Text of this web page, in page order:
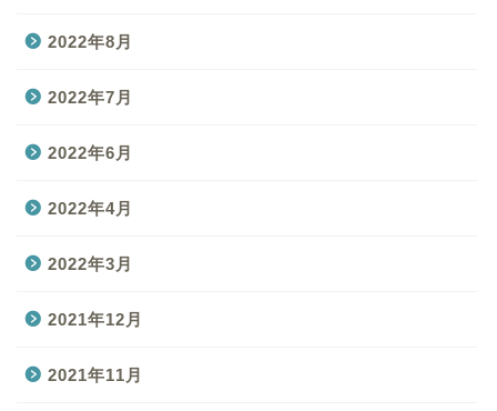
2022年8月
2022年7月
2022年6月
2022年4月
2022年3月
2021年12月
2021年11月